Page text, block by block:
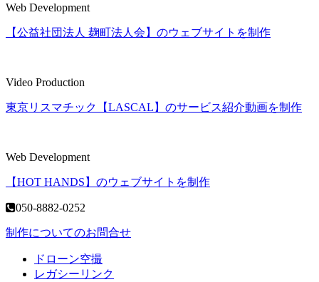
Web Development
【公益社団法人 麹町法人会】のウェブサイトを制作
Video Production
東京リスマチック【LASCAL】のサービス紹介動画を制作
Web Development
【HOT HANDS】のウェブサイトを制作
050-8882-0252
制作についてのお問合せ
ドローン空撮
レガシーリンク